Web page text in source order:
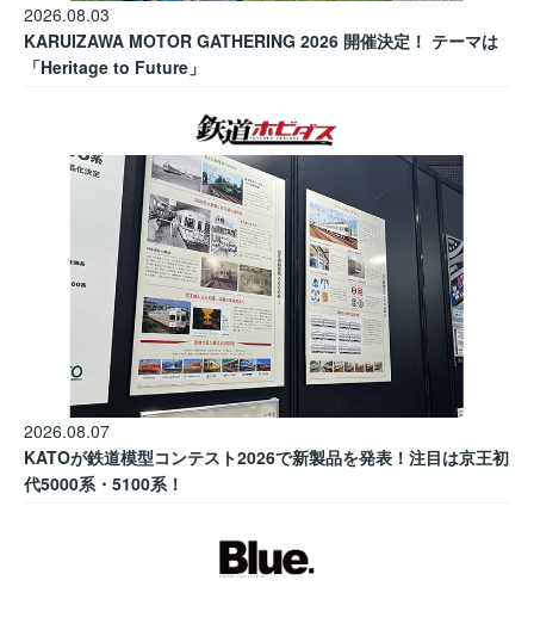
2026.08.03
KARUIZAWA MOTOR GATHERING 2026 開催決定！ テーマは
「Heritage to Future」
2026.08.07
KATOが鉄道模型コンテスト2026で新製品を発表！注目は京王初
代5000系・5100系！